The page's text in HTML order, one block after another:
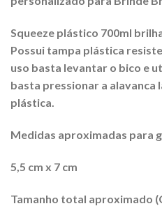
Squeeze plástico 700ml
Possui tampa plástica
uso basta levantar o bico e
basta pressionar a alavanca
plástica.
Medidas aproximadas para
5,5 cm x 7 cm
Tamanho total aproximado